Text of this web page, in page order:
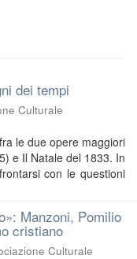
dei tempi
Culturale
le due opere maggiori
e Il Natale del 1833. In
con le questioni
Manzoni, Pomilio
cristiano
Culturale